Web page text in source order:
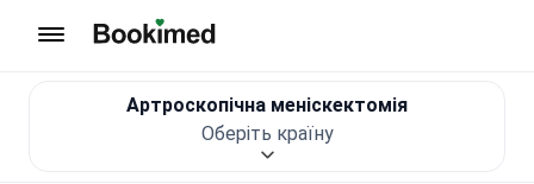
Артроскопічна меніскектомія
Оберіть країну